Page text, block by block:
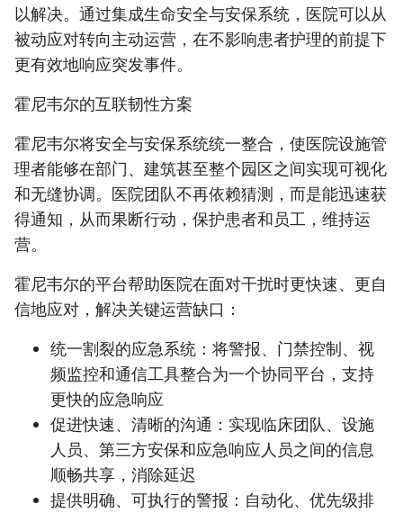
以解决。通过集成生命安全与安保系统，医院可以从
被动应对转向主动运营，在不影响患者护理的前提下
更有效地响应突发事件。
霍尼韦尔的互联韧性方案
霍尼韦尔将安全与安保系统统一整合，使医院设施管
理者能够在部门、建筑甚至整个园区之间实现可视化
和无缝协调。医院团队不再依赖猜测，而是能迅速获
得通知，从而果断行动，保护患者和员工，维持运
营。
霍尼韦尔的平台帮助医院在面对干扰时更快速、更自
信地应对，解决关键运营缺口：
统一割裂的应急系统 ：将警报、门禁控制、视
频监控和通信工具整合为一个协同平台，支持
更快的应急响应
促进快速、清晰的沟通 ：实现临床团队、设施
人员、第三方安保和应急响应人员之间的信息
顺畅共享，消除延迟
提供明确、可执行的警报 ：自动化、优先级排